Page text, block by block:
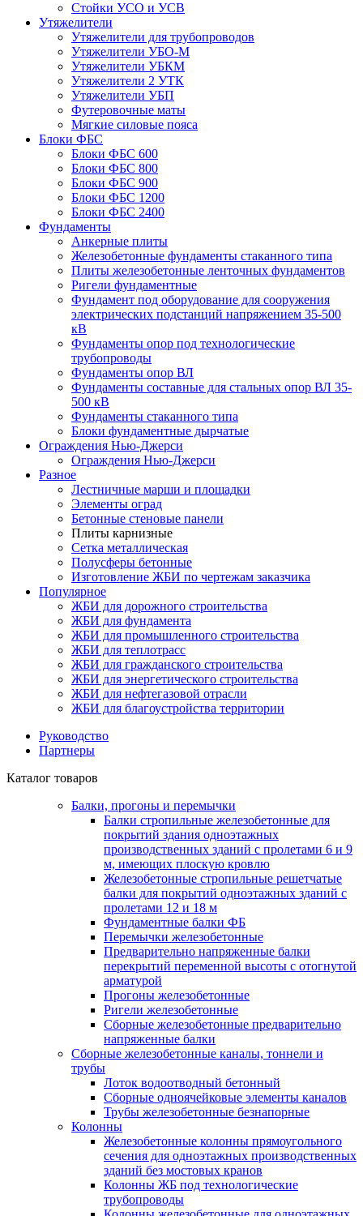
Стойки УСО и УСВ
Утяжелители
Утяжелители для трубопроводов
Утяжелители УБО-М
Утяжелители УБКМ
Утяжелители 2 УТК
Утяжелители УБП
Футеровочные маты
Мягкие силовые пояса
Блоки ФБС
Блоки ФБС 600
Блоки ФБС 800
Блоки ФБС 900
Блоки ФБС 1200
Блоки ФБС 2400
Фундаменты
Анкерные плиты
Железобетонные фундаменты стаканного типа
Плиты железобетонные ленточных фундаментов
Ригели фундаментные
Фундамент под оборудование для сооружения
электрических подстанций напряжением 35-500
кВ
Фундаменты опор под технологические
трубопроводы
Фундаменты опор ВЛ
Фундаменты составные для стальных опор ВЛ 35-
500 кВ
Фундаменты стаканного типа
Блоки фундаментные дырчатые
Ограждения Нью-Джерси
Ограждения Нью-Джерси
Разное
Лестничные марши и площадки
Элементы оград
Бетонные стеновые панели
Плиты карнизные
Сетка металлическая
Полусферы бетонные
Изготовление ЖБИ по чертежам заказчика
Популярное
ЖБИ для дорожного строительства
ЖБИ для фундамента
ЖБИ для промышленного строительства
ЖБИ для теплотрасс
ЖБИ для гражданского строительства
ЖБИ для энергетического строительства
ЖБИ для нефтегазовой отрасли
ЖБИ для благоустройства территории
Руководство
Партнеры
Каталог товаров
Балки, прогоны и перемычки
Балки стропильные железобетонные для
покрытий здания одноэтажных
производственных зданий с пролетами 6 и 9
м, имеющих плоскую кровлю
Железобетонные стропильные решетчатые
балки для покрытий одноэтажных зданий с
пролетами 12 и 18 м
Фундаментные балки ФБ
Перемычки железобетонные
Предварительно напряженные балки
перекрытий переменной высоты с отогнутой
арматурой
Прогоны железобетонные
Ригели железобетонные
Сборные железобетонные предварительно
напряженные балки
Сборные железобетонные каналы, тоннели и
трубы
Лоток водоотводный бетонный
Сборные одноячейковые элементы каналов
Трубы железобетонные безнапорные
Колонны
Железобетонные колонны прямоугольного
сечения для одноэтажных производственных
зданий без мостовых кранов
Колонны ЖБ под технологические
трубопроводы